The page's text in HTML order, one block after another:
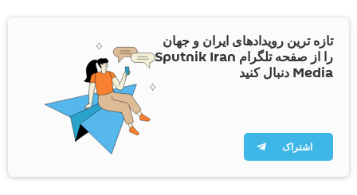
تازه ترین رویدادهای ایران و جهان
را از صفحه تلگرام Sputnik Iran
Media دنبال کنید
اشتراک